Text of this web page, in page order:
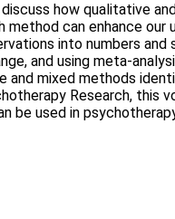
how qualitative
method can enhance
into numbers
and using meta-
and mixed methods
Research,
be used in